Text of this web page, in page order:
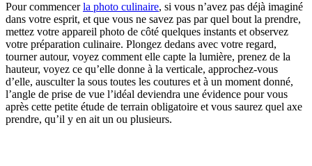
Pour commencerla photo culinaire, si vous n’avez pas déjà imaginé
dans votre esprit, et que vous ne savez pas par quel bout la prendre,
mettez votre appareil photo de côté quelques instants et observez
votre préparation culinaire. Plongez dedans avec votre regard,
tourner autour, voyez comment elle capte la lumière, prenez de la
hauteur, voyez ce qu’elle donne à la verticale, approchez-vous
d’elle, ausculter la sous toutes les coutures et à un moment donné,
l’angle de prise de vue l’idéal deviendra une évidence pour vous
après cette petite étude de terrain obligatoire et vous saurez quel axe
prendre, qu’il y en ait un ou plusieurs.